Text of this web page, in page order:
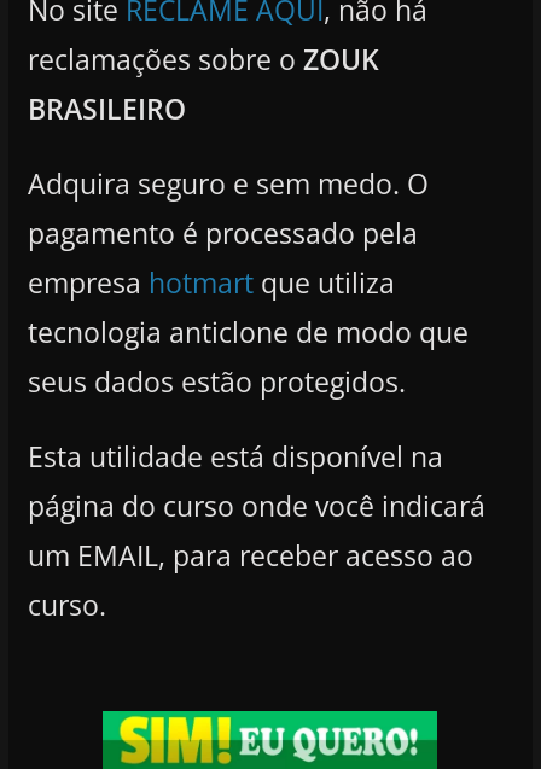
No site RECLAME AQUI , não há
reclamações sobre o ZOUK
BRASILEIRO
Adquira seguro e sem medo. O
pagamento é processado pela
empresa hotmartque utiliza
tecnologia anticlone de modo que
seus dados estão protegidos.
Esta utilidade está disponível na
página do curso onde você indicará
um EMAIL, para receber acesso ao
curso.